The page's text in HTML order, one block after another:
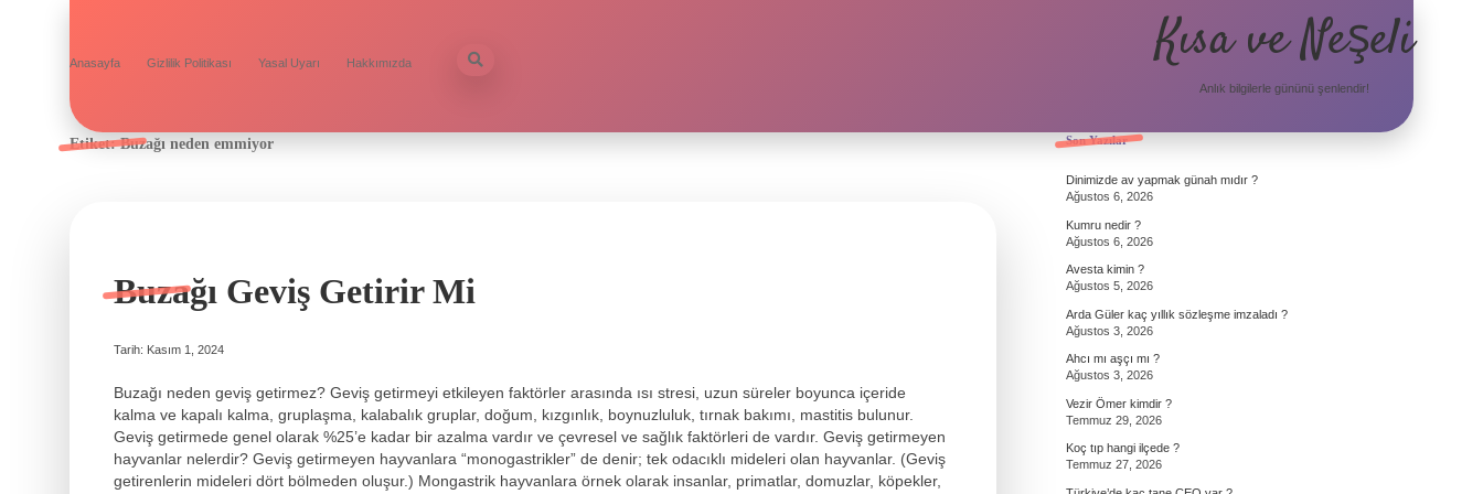
Anasayfa Gizlilik Politikası Yasal Uyarı Hakkımızda Kısa ve Neşeli
Anlık bilgilerle gününü şenlendir!
Etiket:Buzağı neden emmiyor
Buzağı Geviş Getirir Mi
Tarih: Kasım 1, 2024
Buzağı neden geviş getirmez? Geviş getirmeyi etkileyen faktörler arasında ısı stresi, uzun süreler boyunca içeride
kalma ve kapalı kalma, gruplaşma, kalabalık gruplar, doğum, kızgınlık, boynuzluluk, tırnak bakımı, mastitis bulunur.
Geviş getirmede genel olarak %25’e kadar bir azalma vardır ve çevresel ve sağlık faktörleri de vardır. Geviş getirmeyen
hayvanlar nelerdir? Geviş getirmeyen hayvanlara “monogastrikler” de denir; tek odacıklı mideleri olan hayvanlar. (Geviş
getirenlerin mideleri dört bölmeden oluşur.) Mongastrik hayvanlara örnek olarak insanlar, primatlar, domuzlar, köpekler,
Sidebar
Son Yazılar
Dinimizde av yapmak günah mıdır ?
Ağustos 6, 2026
Kumru nedir ?
Ağustos 6, 2026
Avesta kimin ?
Ağustos 5, 2026
Arda Güler kaç yıllık sözleşme imzaladı ?
Ağustos 3, 2026
Ahcı mı aşçı mı ?
Ağustos 3, 2026
Vezir Ömer kimdir ?
Temmuz 29, 2026
Koç tıp hangi ilçede ?
Temmuz 27, 2026